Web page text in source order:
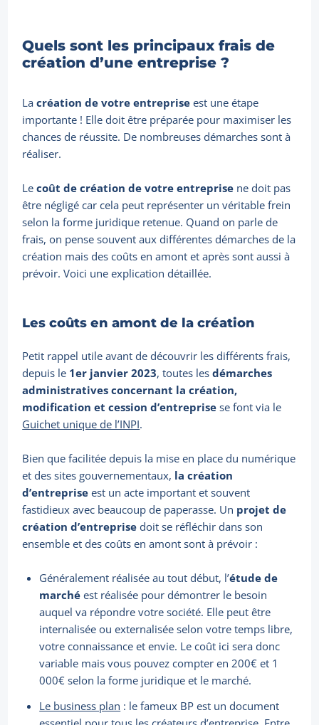
Quels sont les principaux frais de
création d’une entreprise ?
Lacréation de votre entreprise est une étape
importante ! Elle doit être préparée pour maximiser les
chances de réussite. De nombreuses démarches sont à
réaliser.
Lecoût de création de votre entreprise ne doit pas
être négligé car cela peut représenter un véritable frein
selon la forme juridique retenue. Quand on parle de
frais, on pense souvent aux différentes démarches de la
création mais des coûts en amont et après sont aussi à
prévoir. Voici une explication détaillée.
Les coûts en amont de la création
Petit rappel utile avant de découvrir les différents frais,
depuis le 1er janvier 2023, toutes les démarches
administratives concernant la création,
modification et cession d’entreprise se font via le
Guichet unique de l’INPI.
Bien que facilitée depuis la mise en place du numérique
et des sites gouvernementaux, la création
d’entreprise est un acte important et souvent
fastidieux avec beaucoup de paperasse. Un projet de
création d’entreprise doit se réfléchir dans son
ensemble et des coûts en amont sont à prévoir :
Généralement réalisée au tout début, l’étude de
marché est réalisée pour démontrer le besoin
auquel va répondre votre société. Elle peut être
internalisée ou externalisée selon votre temps libre,
votre connaissance et envie. Le coût ici sera donc
variable mais vous pouvez compter en 200€ et 1
000€ selon la forme juridique et le marché.
Le business plan : le fameux BP est un document